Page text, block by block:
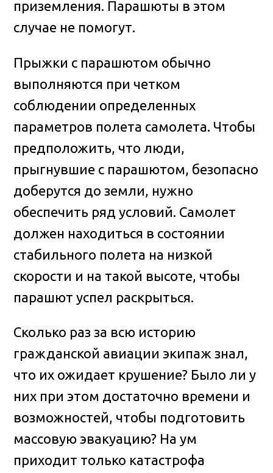
приземления. Парашюты в этом
случае не помогут.
Прыжки с парашютом обычно
выполняются при четком
соблюдении определенных
параметров полета самолета. Чтобы
предположить, что люди,
прыгнувшие с парашютом, безопасно
доберутся до земли, нужно
обеспечить ряд условий. Самолет
должен находиться в состоянии
стабильного полета на низкой
скорости и на такой высоте, чтобы
парашют успел раскрыться.
Сколько раз за всю историю
гражданской авиации экипаж знал,
что их ожидает крушение? Было ли у
них при этом достаточно времени и
возможностей, чтобы подготовить
массовую эвакуацию? На ум
приходит только катастрофа